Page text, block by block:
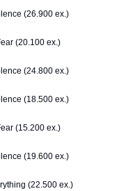
(26.900 ex.)
(20.100 ex.)
(24.800 ex.)
(18.500 ex.)
(15.200 ex.)
(19.600 ex.)
(22.500 ex.)